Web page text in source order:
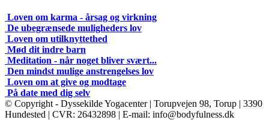
Loven om karma - årsag og virkning
De ubegrænsede muligheders lov
Loven om utilknyttethed
Mød dit indre barn
Meditation - når noget bliver svært...
Den mindst mulige anstrengelses lov
Loven om at give og modtage
På date med dig selv
© Copyright - Dyssekilde Yogacenter | Torupvejen 98, Torup | 3390
Hundested | CVR: 26432898 | E-mail: info@bodyfulness.dk